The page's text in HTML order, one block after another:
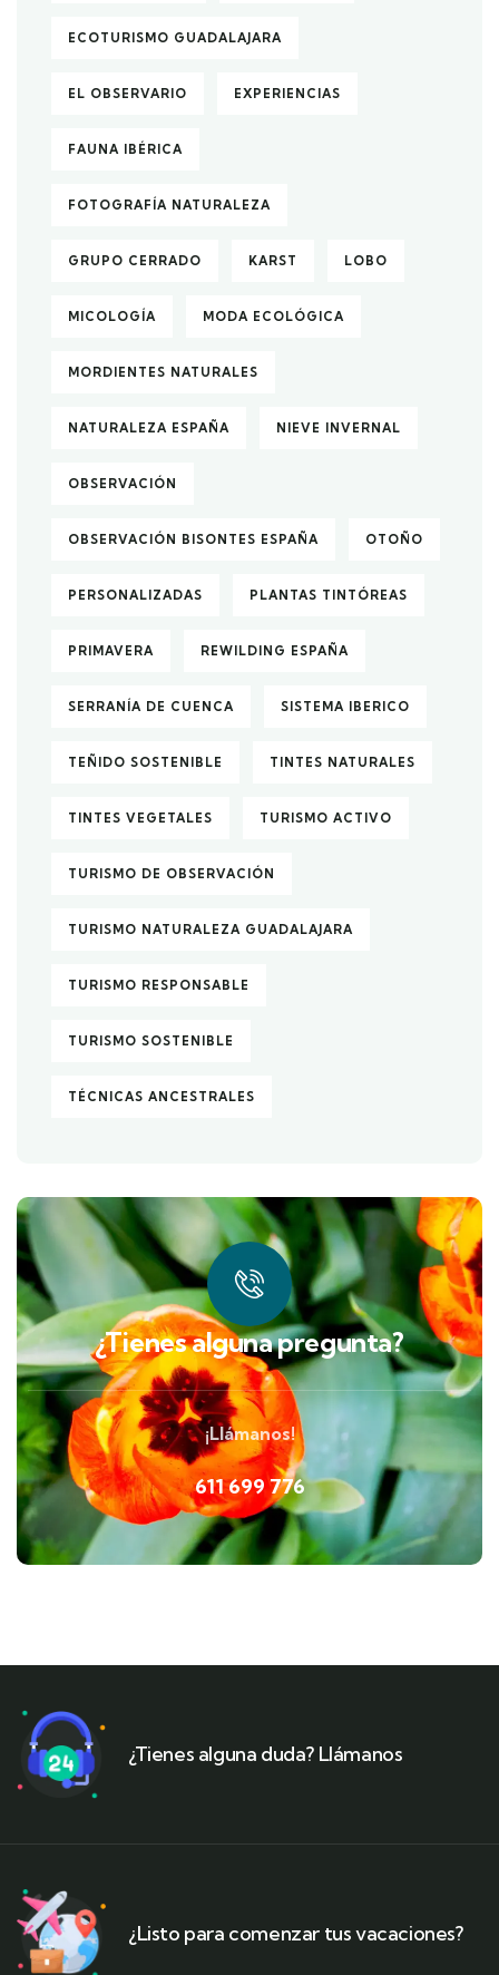
ECOTURISMO GUADALAJARA
EL OBSERVARIO EXPERIENCIAS
FAUNA IBÉRICA
FOTOGRAFÍA NATURALEZA
GRUPO CERRADO KARST LOBO
MICOLOGÍA MODA ECOLÓGICA
MORDIENTES NATURALES
NATURALEZA ESPAÑA NIEVE INVERNAL
OBSERVACIÓN
OBSERVACIÓN BISONTES ESPAÑA OTOÑO
PERSONALIZADAS PLANTAS TINTÓREAS
PRIMAVERA REWILDING ESPAÑA
SERRANÍA DE CUENCA SISTEMA IBERICO
TEÑIDO SOSTENIBLE TINTES NATURALES
TINTES VEGETALES TURISMO ACTIVO
TURISMO DE OBSERVACIÓN
TURISMO NATURALEZA GUADALAJARA
TURISMO RESPONSABLE
TURISMO SOSTENIBLE
TÉCNICAS ANCESTRALES
¿Tienes alguna pregunta?
¡Llámanos!
611 699 776
¿Tienes alguna duda? Llámanos
¿Listo para comenzar tus vacaciones?